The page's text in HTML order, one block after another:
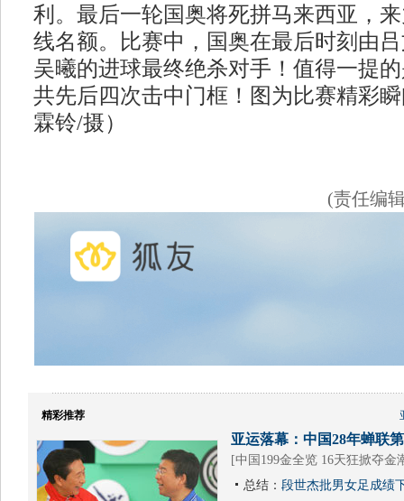
利。最后一轮国奥将死拼马来西亚，
线名额。比赛中，国奥在最后时刻由
吴曦的进球最终绝杀对手！值得一提
共先后四次击中门框！图为比赛精彩
霖铃/摄）
(责任编
精彩推荐
亚运落幕：中国28年蝉联
[中国199金全览 16天狂掀夺金
总结： 段世杰批男女足成绩